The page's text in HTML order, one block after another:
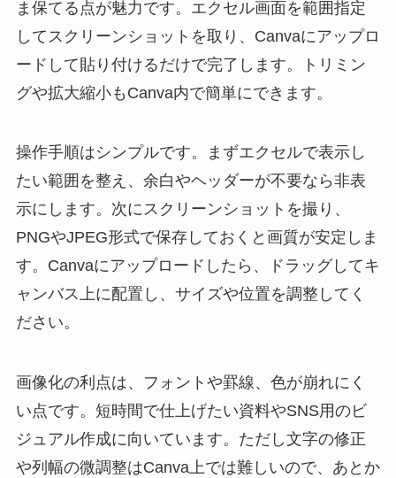
ま保てる点が魅力です。エクセル画面を範囲指定
してスクリーンショットを取り、Canvaにアップロ
ードして貼り付けるだけで完了します。トリミン
グや拡大縮小もCanva内で簡単にできます。
操作手順はシンプルです。まずエクセルで表示し
たい範囲を整え、余白やヘッダーが不要なら非表
示にします。次にスクリーンショットを撮り、
PNGやJPEG形式で保存しておくと画質が安定しま
す。Canvaにアップロードしたら、ドラッグしてキ
ャンバス上に配置し、サイズや位置を調整してく
ださい。
画像化の利点は、フォントや罫線、色が崩れにく
い点です。短時間で仕上げたい資料やSNS用のビ
ジュアル作成に向いています。ただし文字の修正
や列幅の微調整はCanva上では難しいので、あとか